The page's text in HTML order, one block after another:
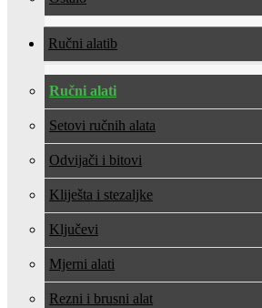
Ručni alati
Ručni alati
Setovi ručnih alata
Odvijači i bitovi
Kliješta i stezaljke
Ključevi
Mjerni alati
Rezni i brusni alat